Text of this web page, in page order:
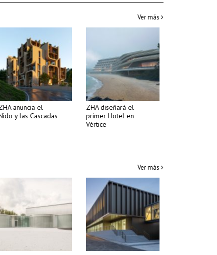
Ver más
anuncia el
y las Cascadas
ZHA diseñará el
primer Hotel en
Vértice
Ver más